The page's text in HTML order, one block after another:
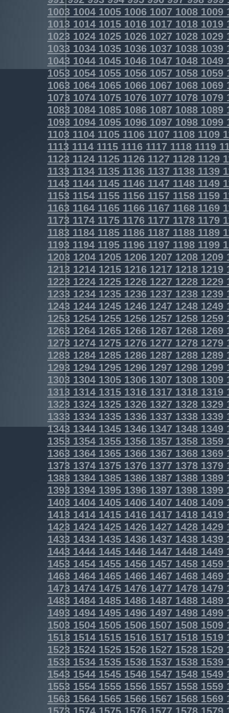
1003100410051006100710081009
1013101410151016101710181019
1023102410251026102710281029
1033103410351036103710381039
1043104410451046104710481049
1053105410551056105710581059
1063106410651066106710681069
1073107410751076107710781079
1083108410851086108710881089
1093109410951096109710981099
1103110411051106110711081109
1113111411151116111711181119
1123112411251126112711281129
1133113411351136113711381139
1143114411451146114711481149
1153115411551156115711581159
1163116411651166116711681169
1173117411751176117711781179
1183118411851186118711881189
1193119411951196119711981199
1203120412051206120712081209
1213121412151216121712181219
1223122412251226122712281229
1233123412351236123712381239
1243124412451246124712481249
1253125412551256125712581259
1263126412651266126712681269
1273127412751276127712781279
1283128412851286128712881289
1293129412951296129712981299
1303130413051306130713081309
1313131413151316131713181319
1323132413251326132713281329
1333133413351336133713381339
1343134413451346134713481349
1353135413551356135713581359
1363136413651366136713681369
1373137413751376137713781379
1383138413851386138713881389
1393139413951396139713981399
1403140414051406140714081409
1413141414151416141714181419
1423142414251426142714281429
1433143414351436143714381439
1443144414451446144714481449
1453145414551456145714581459
1463146414651466146714681469
1473147414751476147714781479
1483148414851486148714881489
1493149414951496149714981499
1503150415051506150715081509
1513151415151516151715181519
1523152415251526152715281529
1533153415351536153715381539
1543154415451546154715481549
1553155415551556155715581559
1563156415651566156715681569